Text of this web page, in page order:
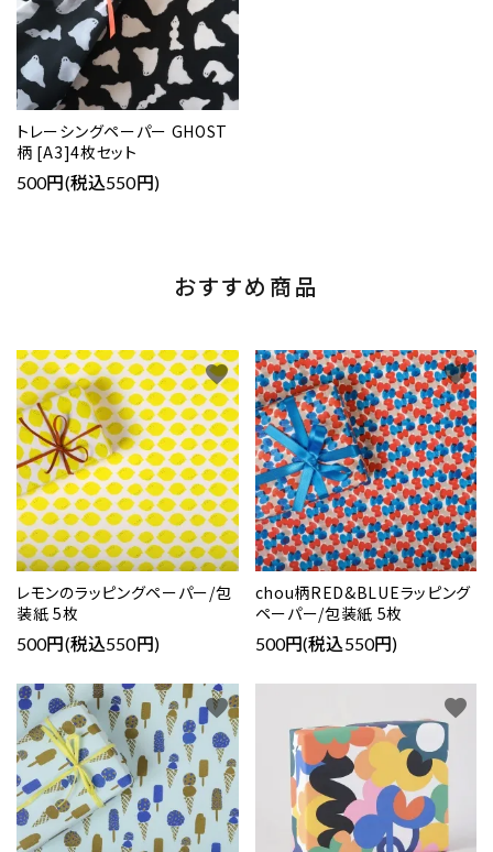
トレーシングペーパー GHOST
柄 [A3]4枚セット
500円(税込550円)
おすすめ商品
レモンのラッピングペーパー/包
装紙 5枚
500円(税込550円)
favorite
chou柄RED&BLUEラッピング
ペーパー/包装紙 5枚
500円(税込550円)
favorite
favorite favorite